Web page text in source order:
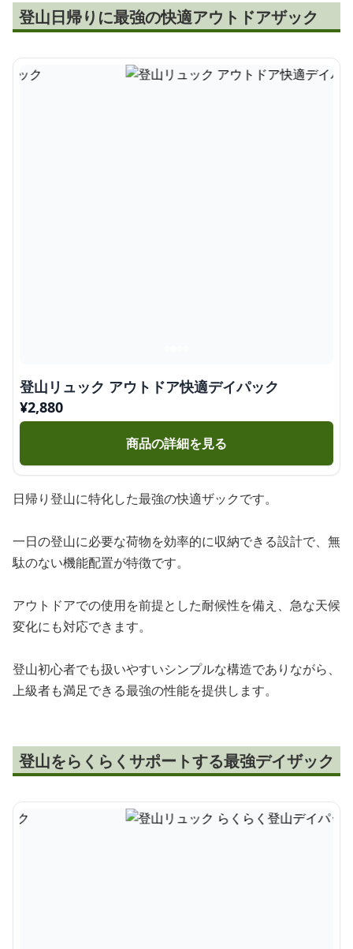
登山日帰りに最強の快適アウトドアザック
登山リュック アウトドア快適デイパック
¥2,880
商品の詳細を見る
日帰り登山に特化した最強の快適ザックです。
一日の登山に必要な荷物を効率的に収納できる設計で、無
駄のない機能配置が特徴です。
アウトドアでの使用を前提とした耐候性を備え、急な天候
変化にも対応できます。
登山初心者でも扱いやすいシンプルな構造でありながら、
上級者も満足できる最強の性能を提供します。
登山をらくらくサポートする最強デイザック